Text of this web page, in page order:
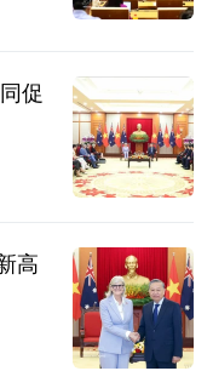
促
高